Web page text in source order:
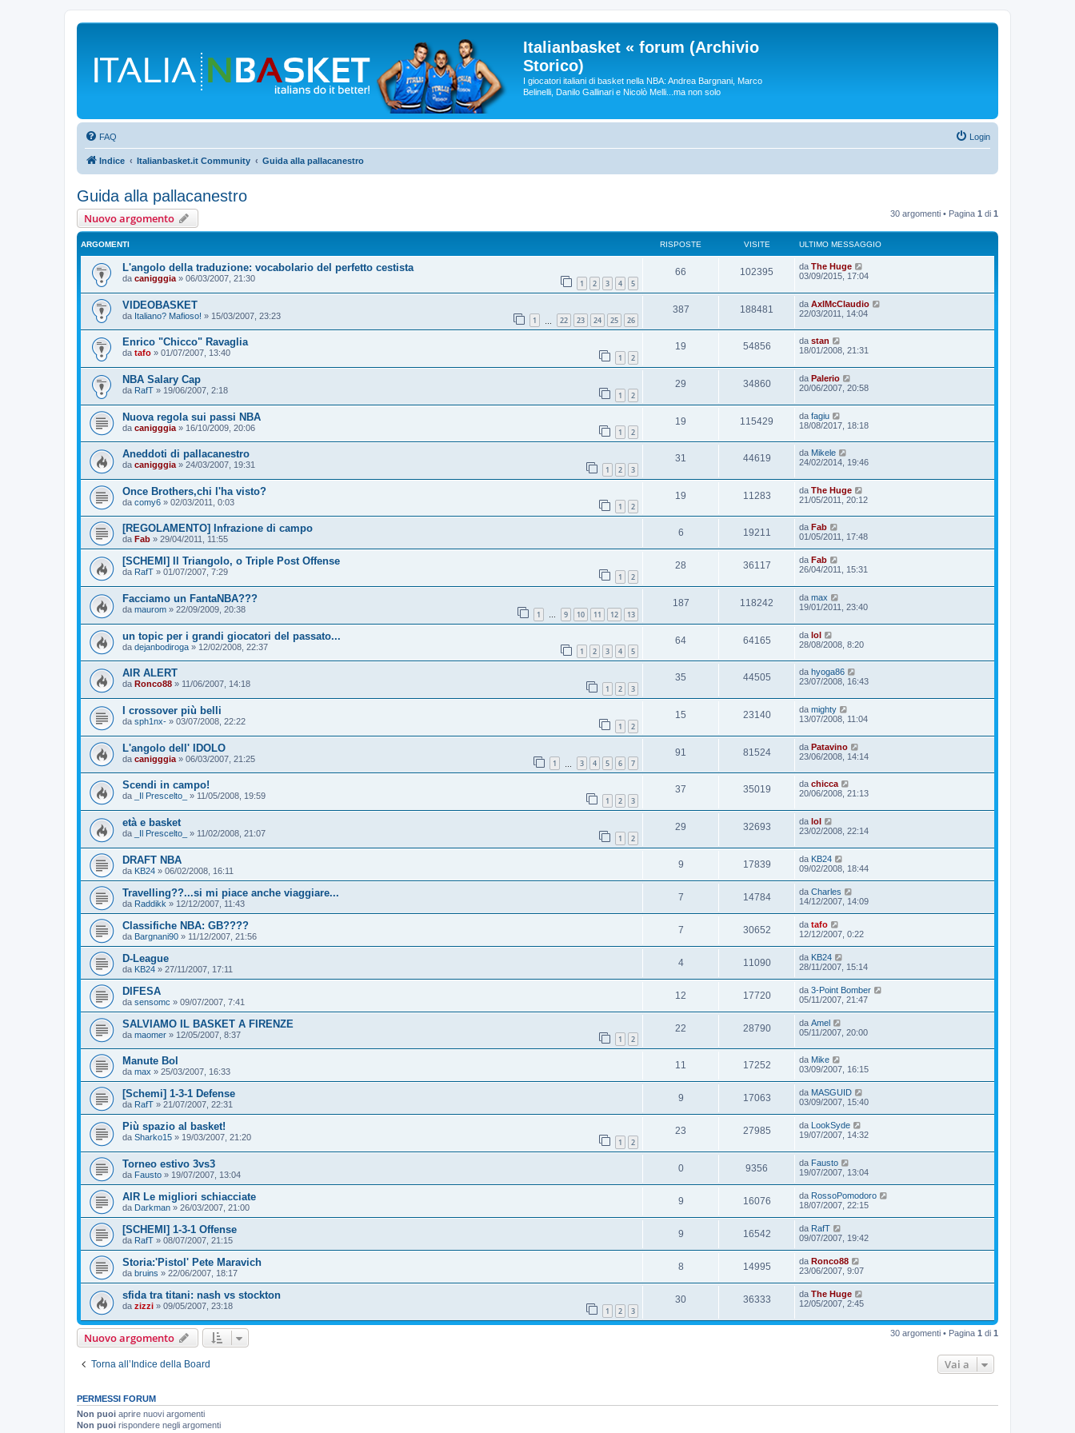
Italianbasket « forum (Archivio
Storico)
I giocatori italiani di basket nella NBA: Andrea Bargnani, Marco
Belinelli, Danilo Gallinari e Nicolò Melli...ma non solo
FAQ Login
Indice Italianbasket.it Community Guida alla pallacanestro
Guida alla pallacanestro
Nuovo argomento 30 argomenti • Pagina 1 di 1
ARGOMENTI RISPOSTE VISITE ULTIMO MESSAGGIO
L'angolo della traduzione: vocabolario del perfetto cestista
da canigggia » 06/03/2007, 21:30 1 2 3 4 5
66 102395 da The Huge
03/09/2015, 17:04
VIDEOBASKET
da Italiano? Mafioso! » 15/03/2007, 23:23 1 22 23 24 25 26
387 188481 da AxlMcClaudio
22/03/2011, 14:04
Enrico "Chicco" Ravaglia
da tafo » 01/07/2007, 13:40 1 2
19 54856 da stan
18/01/2008, 21:31
NBA Salary Cap
da RafT » 19/06/2007, 2:18 1 2
29 34860 da Palerio
20/06/2007, 20:58
Nuova regola sui passi NBA
da canigggia » 16/10/2009, 20:06 1 2
19 115429 da fagiu
18/08/2017, 18:18
Aneddoti di pallacanestro
da canigggia » 24/03/2007, 19:31 1 2 3
31 44619 da Mikele
24/02/2014, 19:46
Once Brothers,chi l'ha visto?
da comy6 » 02/03/2011, 0:03 1 2
19 11283 da The Huge
21/05/2011, 20:12
[REGOLAMENTO] Infrazione di campo
da Fab » 29/04/2011, 11:55
6 19211 da Fab
01/05/2011, 17:48
[SCHEMI] Il Triangolo, o Triple Post Offense
da RafT » 01/07/2007, 7:29 1 2
28 36117 da Fab
26/04/2011, 15:31
Facciamo un FantaNBA???
da maurom » 22/09/2009, 20:38 1 … 9 10 11 12 13
187 118242 da max
19/01/2011, 23:40
un topic per i grandi giocatori del passato...
da dejanbodiroga » 12/02/2008, 22:37 1 2 3 4 5
64 64165 da lol
28/08/2008, 8:20
AIR ALERT
da Ronco88 » 11/06/2007, 14:18 1 2 3
35 44505 da hyoga86
23/07/2008, 16:43
I crossover più belli
da sph1nx- » 03/07/2008, 22:22 1 2
15 23140 da mighty
13/07/2008, 11:04
L'angolo dell' IDOLO
da canigggia » 06/03/2007, 21:25 1 3 4 5 6 7
91 81524 da Patavino
23/06/2008, 14:14
Scendi in campo!
da _Il Prescelto_ » 11/05/2008, 19:59 1 2 3
37 35019 da chicca
20/06/2008, 21:13
età e basket
da _Il Prescelto_ » 11/02/2008, 21:07 1 2
29 32693 da lol
23/02/2008, 22:14
DRAFT NBA
da KB24 » 06/02/2008, 16:11
9 17839 da KB24
09/02/2008, 18:44
Travelling??...si mi piace anche viaggiare...
da Raddikk » 12/12/2007, 11:43
7 14784 da Charles
14/12/2007, 14:09
Classifiche NBA: GB????
da Bargnani90 » 11/12/2007, 21:56
7 30652 da tafo
12/12/2007, 0:22
D-League
da KB24 » 27/11/2007, 17:11
4 11090 da KB24
28/11/2007, 15:14
DIFESA
da sensomc » 09/07/2007, 7:41
12 17720 da 3-Point Bomber
05/11/2007, 21:47
SALVIAMO IL BASKET A FIRENZE
da maomer » 12/05/2007, 8:37 1 2
22 28790 da Amel
05/11/2007, 20:00
Manute Bol
da max » 25/03/2007, 16:33
11 17252 da Mike
03/09/2007, 16:15
[Schemi] 1-3-1 Defense
da RafT » 21/07/2007, 22:31
9 17063 da MASGUID
03/09/2007, 15:40
Più spazio al basket!
da Sharko15 » 19/03/2007, 21:20 1 2
23 27985 da
LookSyde
19/07/2007, 14:32
Torneo estivo 3vs3
da Fausto » 19/07/2007, 13:04
0 9356 da Fausto
19/07/2007, 13:04
AIR Le migliori schiacciate
da Darkman » 26/03/2007, 21:00
9 16076 da RossoPomodoro
18/07/2007, 22:15
[SCHEMI] 1-3-1 Offense
da RafT » 08/07/2007, 21:15
9 16542 da RafT
09/07/2007, 19:42
Storia:'Pistol' Pete Maravich
da bruins » 22/06/2007, 18:17
8 14995 da Ronco88
23/06/2007, 9:07
sfida tra titani: nash vs stockton
da zizzi » 09/05/2007, 23:18 1 2 3
30 36333 da The Huge
12/05/2007, 2:45
Nuovo argomento 30 argomenti • Pagina 1 di 1
Torna all’Indice della Board Vai a
PERMESSI FORUM
Non puoi aprire nuovi argomenti
Non puoi rispondere negli argomenti